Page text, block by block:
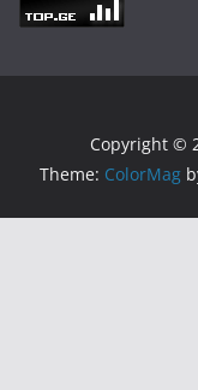
Copyright ©
Theme: ColorMag